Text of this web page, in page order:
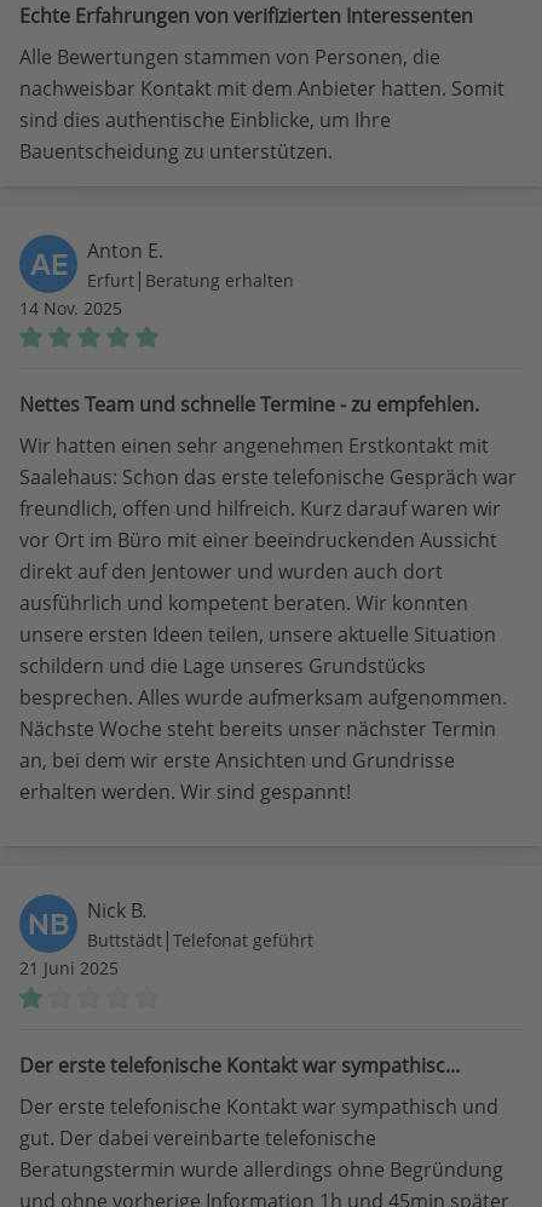
Echte Erfahrungen von verifizierten Interessenten
Alle Bewertungen stammen von Personen, die
nachweisbar Kontakt mit dem Anbieter hatten. Somit
sind dies authentische Einblicke, um Ihre
Bauentscheidung zu unterstützen.
AE Anton E.
Erfurt | Beratung erhalten
14 Nov. 2025
Nettes Team und schnelle Termine - zu empfehlen.
Wir hatten einen sehr angenehmen Erstkontakt mit
Saalehaus: Schon das erste telefonische Gespräch war
freundlich, offen und hilfreich. Kurz darauf waren wir
vor Ort im Büro mit einer beeindruckenden Aussicht
direkt auf den Jentower und wurden auch dort
ausführlich und kompetent beraten. Wir konnten
unsere ersten Ideen teilen, unsere aktuelle Situation
schildern und die Lage unseres Grundstücks
besprechen. Alles wurde aufmerksam aufgenommen.
Nächste Woche steht bereits unser nächster Termin
an, bei dem wir erste Ansichten und Grundrisse
erhalten werden. Wir sind gespannt!
NB Nick B.
Buttstädt | Telefonat geführt
21 Juni 2025
Der erste telefonische Kontakt war sympathisc...
Der erste telefonische Kontakt war sympathisch und
gut. Der dabei vereinbarte telefonische
Beratungstermin wurde allerdings ohne Begründung
und ohne vorherige Information 1h und 45min später